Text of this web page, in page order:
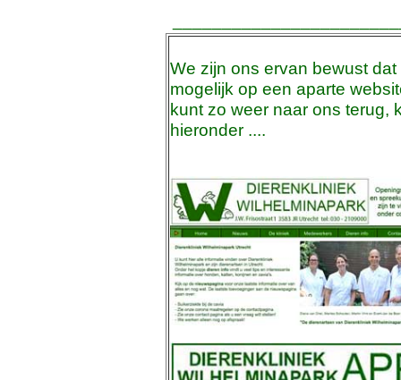
We zijn ons ervan bewust
mogelijk op een aparte
kunt zo weer naar ons terug,
hieronder ....